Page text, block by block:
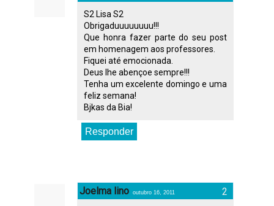
S2 Lisa S2
Obrigaduuuuuuuu!!!
Que honra fazer parte do seu post
em homenagem aos professores.
Fiquei até emocionada.
Deus lhe abençoe sempre!!!
Tenha um excelente domingo e uma
feliz semana!
Bjkas da Bia!
Responder
Joelma lino outubro 16, 2011